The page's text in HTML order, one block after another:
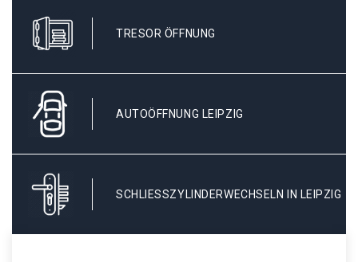
TRESOR ÖFFNUNG
AUTOÖFFNUNG LEIPZIG
SCHLIESSZYLINDERWECHSELN IN LEIPZIG